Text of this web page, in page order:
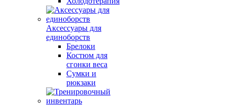
Аксессуары для
единоборств
Брелоки
Костюм для
сгонки веса
Сумки и
рюкзаки